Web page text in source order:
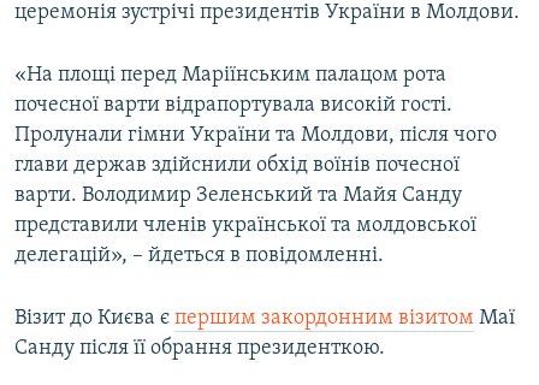
церемонія зустрічі президентів України в Молдови.
«На площі перед Маріїнським палацом рота
почесної варти відрапортувала високій гості.
Пролунали гімни України та Молдови, після чого
глави держав здійснили обхід воїнів почесної
варти. Володимир Зеленський та Майя Санду
представили членів української та молдовської
делегацій», – йдеться в повідомленні.
Візит до Києва є першим закордонним візитом Маї
Санду після її обрання президенткою.